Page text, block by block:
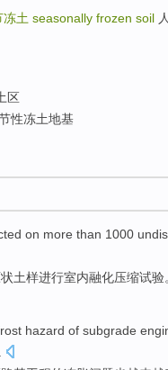
冻土 seasonally frozen soil
区
性冻土地基
on more than 1000
土样进行室内融化压缩试验
hazard of subgrade